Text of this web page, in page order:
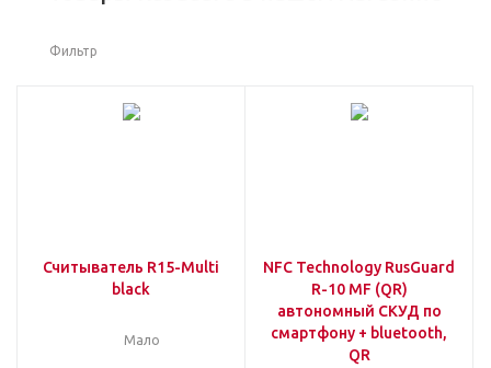
Фильтр
Считыватель R15-Multi
black
Мало
NFC Technology RusGuard
R-10 MF (QR)
автономный СКУД по
смартфону + bluetooth,
QR